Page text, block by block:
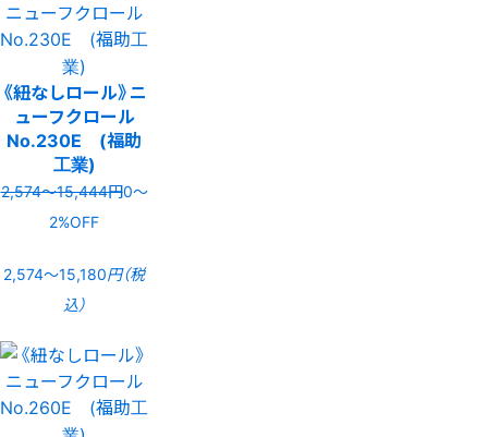
《紐なしロール》ニ
ューフクロール
No.230E (福助
工業)
2,574〜15,444円0〜
2%OFF
2,574〜15,180円（税
込）